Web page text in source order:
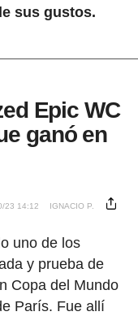
sus gustos.
Epic WC
ganó en
23 14:12 IGNACIO P.
uno de los
y prueba de
Copa del Mundo
París. Fue allí